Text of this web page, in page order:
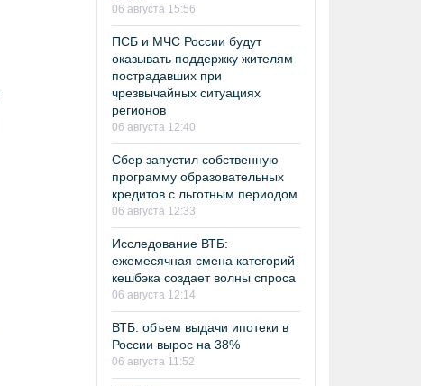
06 августа 15:56
ПСБ и МЧС России будут
оказывать поддержку жителям
пострадавших при
чрезвычайных ситуациях
регионов
06 августа 12:40
Сбер запустил собственную
программу образовательных
кредитов с льготным периодом
06 августа 12:33
Исследование ВТБ:
ежемесячная смена категорий
кешбэка создает волны спроса
06 августа 12:14
ВТБ: объем выдачи ипотеки в
России вырос на 38%
06 августа 11:52